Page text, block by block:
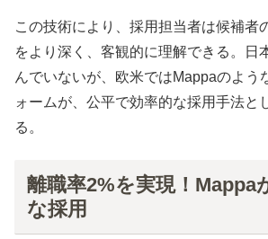
この技術により、採用担当者は候補者
をより深く、客観的に理解できる。日
んでいないが、欧米ではMappaのよう
ォームが、公平で効率的な採用手法と
る。
離職率2%を実現！Mappa
な採用